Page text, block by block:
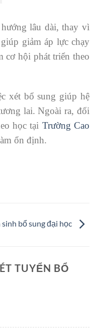
lâu dài, thay vì
giảm áp lực chạy
cơ hội phát triển theo
xét bổ sung giúp hệ
lai. Ngoài ra, đối
học tại Trường Cao
ổn định.
bổ sung đại học
TUYỂN BỔ